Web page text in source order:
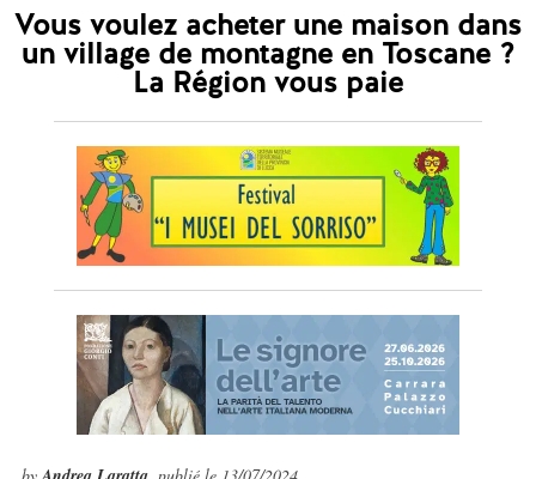
Vous voulez acheter une maison dans
un village de montagne en Toscane ?
La Région vous paie